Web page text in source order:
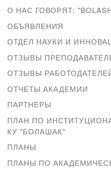
О НАС ГОВОРЯТ:
ОБЪЯВЛЕНИЯ
ОТДЕЛ НАУКИ И
ОТЗЫВЫ
ОТЗЫВЫ
ОТЧЕТЫ АКАДЕМИИ
ПАРТНЕРЫ
ПЛАН ПО
КУ "БОЛАШАК"
ПЛАНЫ
ПЛАНЫ ПО